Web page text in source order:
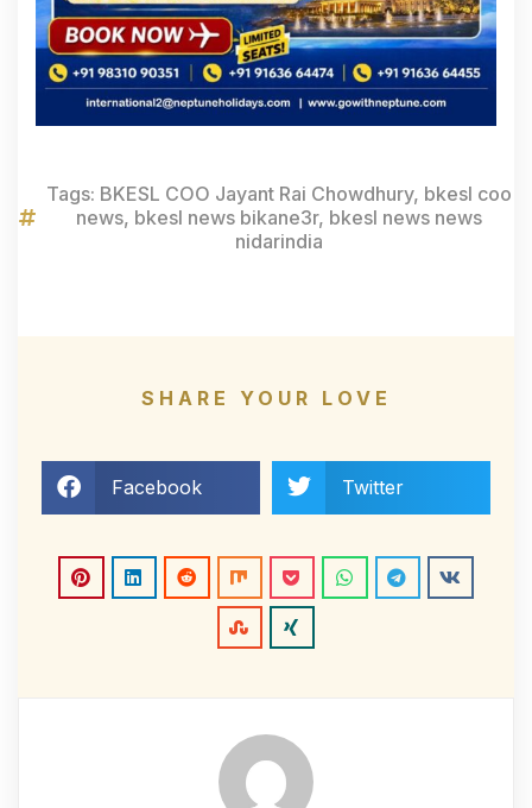
Tags: BKESL COO Jayant Rai Chowdhury, bkesl coo
news, bkesl news bikane3r, bkesl news news
nidarindia
SHARE YOUR LOVE
Facebook Twitter